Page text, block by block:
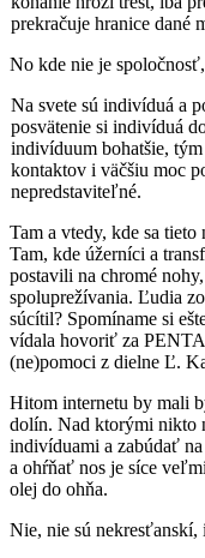
prekračuje hranice dané
No kde nie je
Na svete sú indivíduá a
posvätenie si indivíduá
indivíduum bohatšie,
kontaktov i väčšiu moc
nepredstaviteľné.
Tam a vtedy, kde sa
Tam, kde úžerníci a
postavili na chromé
spoluprežívania. Ľudia
súcítil? Spomíname si
vídala hovoriť za
(ne)pomoci z dielne Ľ.
Hitom internetu by mali
dolín. Nad ktorými nikto
indivíduami a zabúdať
a ohŕňať nos je síce
olej do ohňa.
Nie, nie sú